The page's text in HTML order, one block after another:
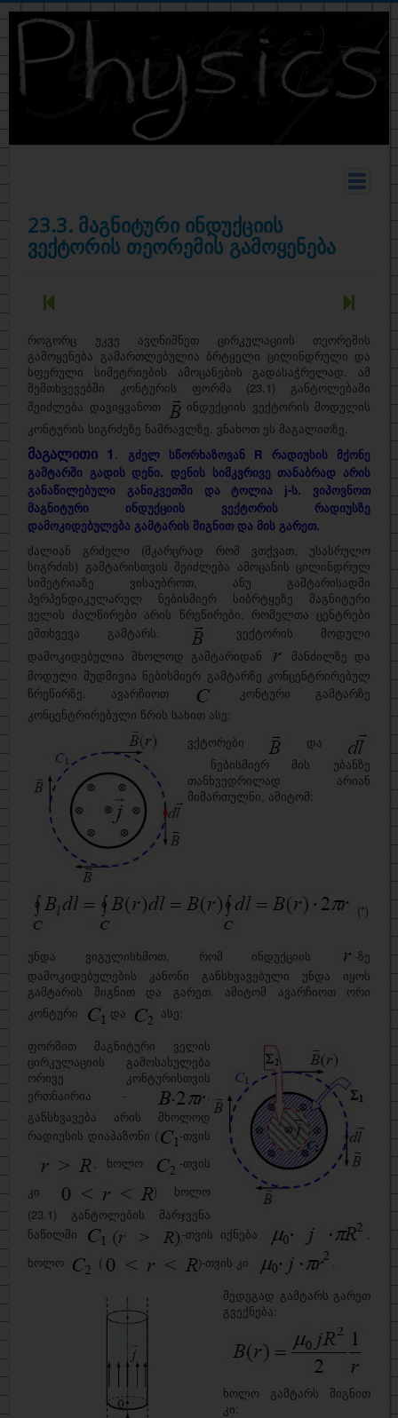
სახელმძღვანელო
ფიზიკურ მონაცემთა ცხრილები
ტერმინები
ზოგადი ფიზიკა
საინტერესო
ფიზიკოსები
კითხვა–პასუხი
საიტის შესახებ
23.3. მაგნიტური ინდუქციის
ვექტორის თეორემის გამოყენება
როგორც უკვე ავღნიშნეთ ცირკულაციის თეორემის
გამოყენება გამართლებულია ბრტყელი ცილინდრული და
სფერული სიმეტრიების ამოცანების გადასაჭრელად. ამ
შემთხვევებში კონტურის ფორმა (23.1) განტოლებაში
შეიძლება დავიყვანოთ
ინდუქციის ვექტორის მოდულის
კონტურის სიგრძეზე ნამრავლზე. ვნახოთ ეს მაგალითზე.
მაგალითი 1 . გძელ სწორხაზოვან R რადიუსის მქონე
გამტარში გადის დენი. დენის სიმკვრივე თანაბრად არის
განაწილებული განიკვეთში და ტოლია j-ს. ვიპოვნოთ
მაგნიტური ინდუქციის ვექტორის რადიუსზე
დამოკიდებულება გამტარის შიგნით და მის გარეთ.
ძალიან გრძელი (მკარცრად რომ ვთქვათ, უსასრულო
სიგრძის) გამტარისთვის შეიძლება ამოცანის ცილინდრულ
სიმეტრიაზე ვისაუბროთ, ანუ გამტარისადმი
პერპენდიკულარულ ნებისმიერ სიბრტყეზე მაგნიტური
ველის ძალწირები არის წრეწირები, რომელთა ცენტრები
ემთხვევა გამტარს.
ვექტორის მოდული
დამოკიდებულია მხოლოდ გამტარიდან
მანძილზე და
მოდული მუდმივია ნებისმიერ გამტარზე კონცენტრირებულ
წრეწირზე. ავარჩიოთ
კონტური გამტარზე
კონცენტრირებული წრის სახით ასე:
ვქტორები
და
ნებისმიერ მის უბანზე
თანხვედრილად არიან
მიმართულნი, ამიტომ:
(*)
უნდა ვიგულისხმოთ, რომ ინდუქციის
-ზე
დამოკიდებულების კანონი განსხვავებული უნდა იყოს
გამტარის შიგნით და გარეთ. ამიტომ ავარჩიოთ ორი
კონტური
და
ასე:
ფორმით მაგნიტური ველის
ცირკულაციის გამოსახულება
ორივე კონტურისთვის
ერთნაირია -
.
განსხვავება არის მხოლოდ
რადიუსის დიაპაზონი (
-თვის
, ხოლო
-თვის
კი
) ხოლო
(23.1) განტოლების მარჯვენა
ნაწილში
-თვის იქნება
,
ხოლო
( )-თვის კი
.
შედეგად გამტარს გარეთ
გვექნება:
ხოლო გამტარს შიგნით
კი: